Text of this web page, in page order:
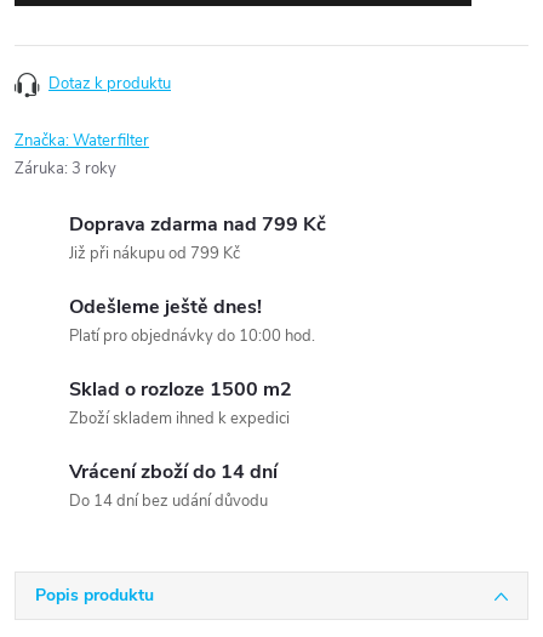
Dotaz k produktu
Značka:Waterfilter
Záruka: 3 roky
Doprava zdarma nad 799 Kč
Již při nákupu od 799 Kč
Odešleme ještě dnes!
Platí pro objednávky do 10:00 hod.
Sklad o rozloze 1500 m2
Zboží skladem ihned k expedici
Vrácení zboží do 14 dní
Do 14 dní bez udání důvodu
Popis produktu